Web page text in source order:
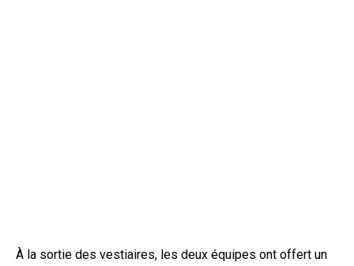
À la sortie des vestiaires, les deux équipes ont offert un